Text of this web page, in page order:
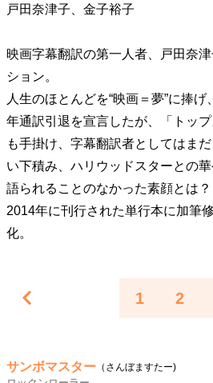
戸田奈津子、金子裕子
映画字幕翻訳の第一人者、戸田奈
ション。
人生のほとんどを“映画＝夢”に捧
年通訳引退を宣言したが、「トップ
も手掛け、字幕翻訳者としてはま
い下積み、ハリウッドスターとの
語られることのなかった素顔とは？
2014年に刊行された単行本に加筆
化。
1 2
サンボマスター （さんぼますたー)